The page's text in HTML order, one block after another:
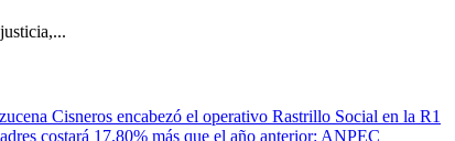
Cisneros encabezó el operativo Rastrillo Social en la R1
costará 17.80% más que el año anterior: ANPEC